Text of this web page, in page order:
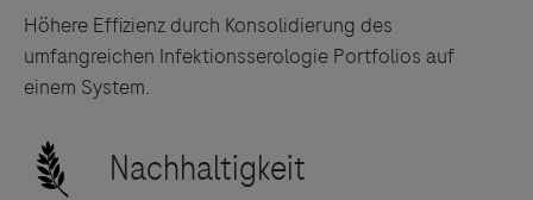
Höhere Effizienz durch Konsolidierung des
umfangreichen Infektionsserologie Portfolios auf
einem System.